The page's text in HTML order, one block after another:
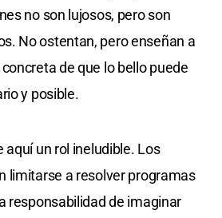
no son lujosos, pero son
No ostentan, pero enseñan a
de que lo bello puede
y posible.
un rol ineludible. Los
limitarse a resolver programas
responsabilidad de imaginar